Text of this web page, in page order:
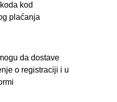
kod
plaćanja
da dostave
o registraciji i u